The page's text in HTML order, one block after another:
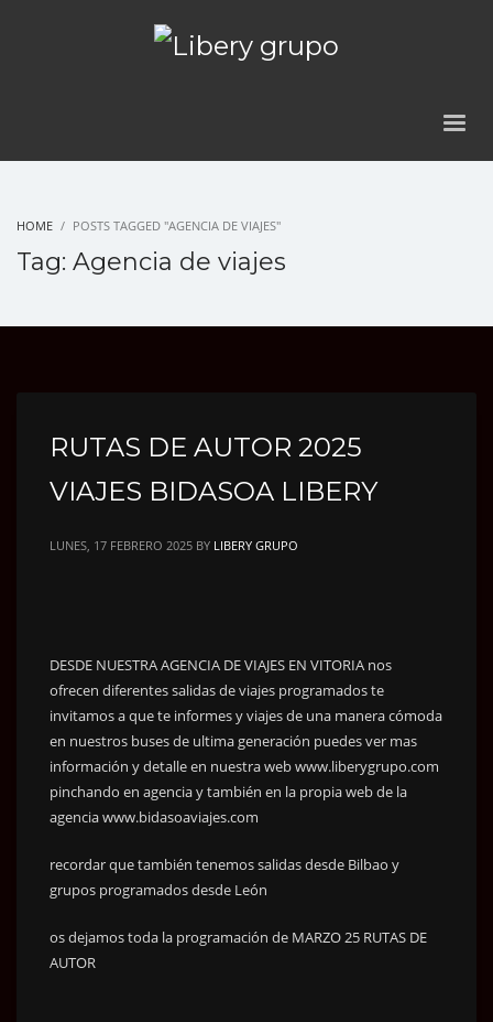
HOME POSTS TAGGED "AGENCIA DE VIAJES"
Tag: Agencia de viajes
RUTAS DE AUTOR 2025
VIAJES BIDASOA LIBERY
LUNES, 17 FEBRERO 2025 BY LIBERY GRUPO
DESDE NUESTRA AGENCIA DE VIAJES EN VITORIA nos
ofrecen diferentes salidas de viajes programados te
invitamos a que te informes y viajes de una manera cómoda
en nuestros buses de ultima generación puedes ver mas
información y detalle en nuestra web www.liberygrupo.com
pinchando en agencia y también en la propia web de la
agencia www.bidasoaviajes.com
recordar que también tenemos salidas desde Bilbao y
grupos programados desde León
os dejamos toda la programación de MARZO 25 RUTAS DE
AUTOR